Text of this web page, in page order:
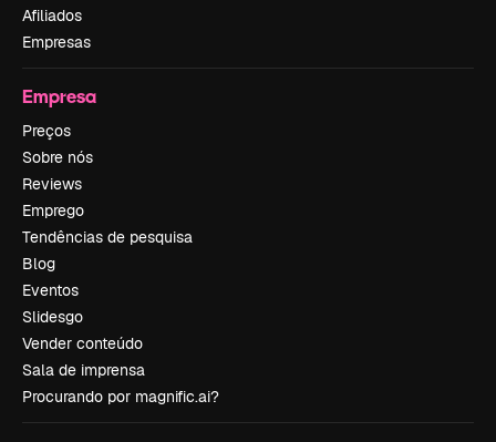
Afiliados
Empresas
Empresa
Preços
Sobre nós
Reviews
Emprego
Tendências de pesquisa
Blog
Eventos
Slidesgo
Vender conteúdo
Sala de imprensa
Procurando por magnific.ai?